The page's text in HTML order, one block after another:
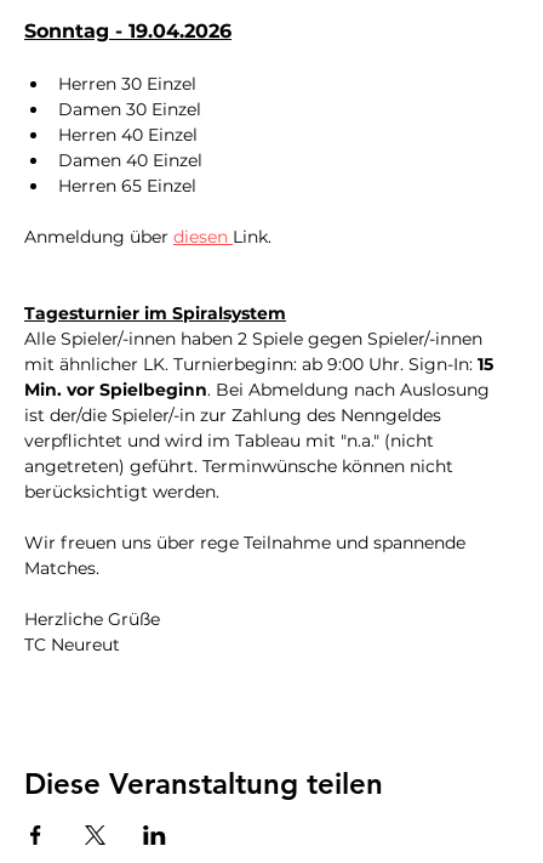
Sonntag - 19.04.2026
Herren 30 Einzel
Damen 30 Einzel
Herren 40 Einzel
Damen 40 Einzel
Herren 65 Einzel
Anmeldung über diesen Link.
Tagesturnier im Spiralsystem
Alle Spieler/-innen haben 2 Spiele gegen Spieler/-innen
mit ähnlicher LK. Turnierbeginn: ab 9:00 Uhr. Sign-In: 15
Min. vor Spielbeginn. Bei Abmeldung nach Auslosung
ist der/die Spieler/-in zur Zahlung des Nenngeldes
verpflichtet und wird im Tableau mit "n.a." (nicht
angetreten) geführt. Terminwünsche können nicht
berücksichtigt werden.
Wir freuen uns über rege Teilnahme und spannende
Matches.
Herzliche Grüße
TC Neureut
Diese Veranstaltung teilen